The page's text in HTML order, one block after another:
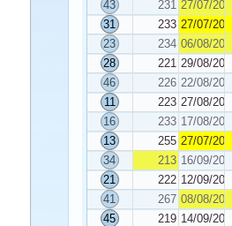
43
231 27/07/2022
31
233 27/07/2022
23
234 06/08/2022
28
221 29/08/2022
46
226 22/08/2022
11
223 27/08/2022
16
233 17/08/2022
13
255 27/07/2022
34
213 16/09/2022
21
222 12/09/2022
41
267 08/08/2022
45
219 14/09/2022